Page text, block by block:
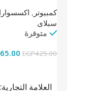
كمبيوتر ,
سبلاى
متوفرة
EGP425.00
العلامة التجارية